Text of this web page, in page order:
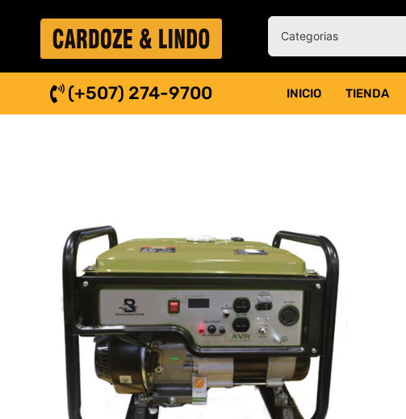
(+507) 274-9700 INICIO TIENDA